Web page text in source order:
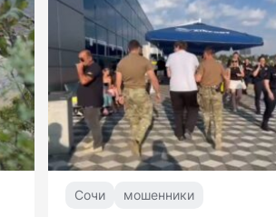
Сочи мошенники